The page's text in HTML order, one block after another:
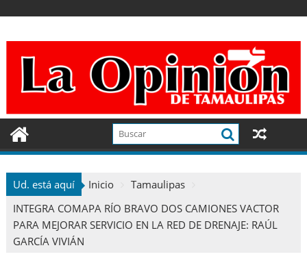
contenido
Ud. está aquí Inicio
Tamaulipas
INTEGRA COMAPA RÍO BRAVO DOS CAMIONES VACTOR
PARA MEJORAR SERVICIO EN LA RED DE DRENAJE: RAÚL
GARCÍA VIVIÁN